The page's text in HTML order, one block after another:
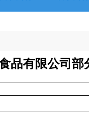
品有限公司部